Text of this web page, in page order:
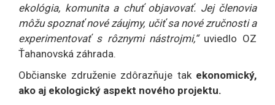
ekológia, komunita a chuť objavovať. Jej členovia
môžu spoznať nové záujmy, učiť sa nové zručnosti a
experimentovať s rôznymi nástrojmi,“uviedlo OZ
Ťahanovská záhrada.
Občianske združenie zdôrazňuje takekonomický,
ako aj ekologický aspekt nového projektu.